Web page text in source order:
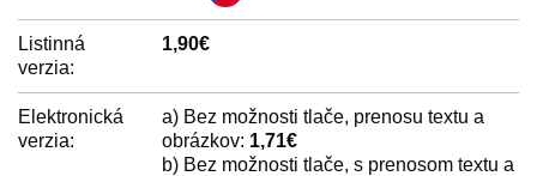
Listinná
verzia:
1,90€
Elektronická
verzia:
a) Bez možnosti tlače, prenosu textu a
obrázkov: 1,71€
b) Bez možnosti tlače, s prenosom textu a